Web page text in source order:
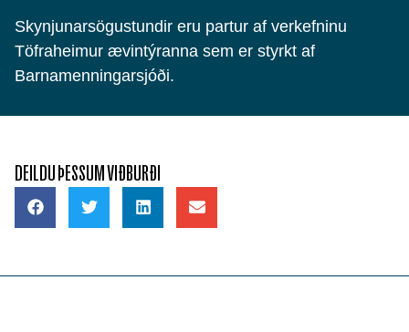
Skynjunarsögustundir eru partur af verkefninu
Töfraheimur ævintýranna sem er styrkt af
Barnamenningarsjóði.
DEILDU ÞESSUM VIÐBURÐI